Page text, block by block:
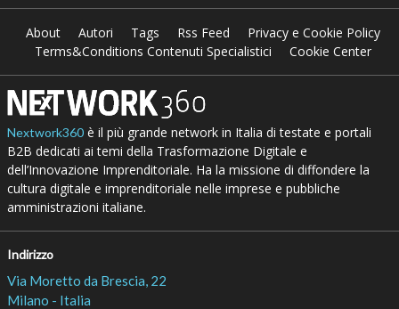
About Autori Tags Rss Feed
Privacy e Cookie Policy
Terms&Conditions Contenuti Specialistici
Cookie Center
Nextwork360è il più grande network in Italia di testate e portali
B2B dedicati ai temi della Trasformazione Digitale e
dell’Innovazione Imprenditoriale. Ha la missione di diffondere la
cultura digitale e imprenditoriale nelle imprese e pubbliche
amministrazioni italiane.
Indirizzo
Via Moretto da Brescia, 22
Milano - Italia